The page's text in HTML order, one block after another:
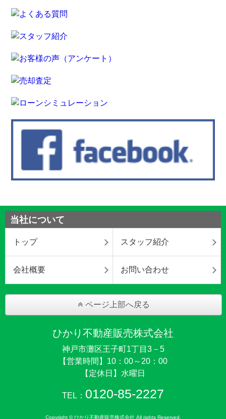
当社について
トップ スタッフ紹介
会社概要 お問い合わせ
ページ上部へ戻る
ひかり不動産販売株式会社
神戸市灘区王子町1丁目3－5
【営業時間】10：00～20：00
【定休日】水曜日
TEL： 0120-85-2227
Copyright © ひかり不動産販売株式会社 All rights Reserved.